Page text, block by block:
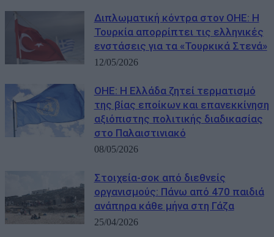
Διπλωματική κόντρα στον ΟΗΕ: Η
Τουρκία απορρίπτει τις ελληνικές
ενστάσεις για τα «Τουρκικά Στενά»
12/05/2026
OHE: Η Ελλάδα ζητεί τερματισμό
της βίας εποίκων και επανεκκίνηση
αξιόπιστης πολιτικής διαδικασίας
στο Παλαιστινιακό
08/05/2026
Στοιχεία-σοκ από διεθνείς
οργανισμούς: Πάνω από 470 παιδιά
ανάπηρα κάθε μήνα στη Γάζα
25/04/2026